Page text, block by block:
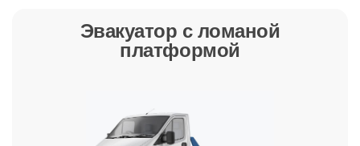
Эвакуатор с ломаной
платформой